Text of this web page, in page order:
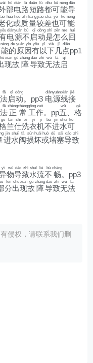
wài
部
bù
电
diàn
路
lù
短
duǎn
路
lù
都
dōu
可
kě
能
néng
导
dǎo
lǎo
化
huà
或
huò
质
zhì
量
liàng
较
jiào
差
chà
也
yě
可
kě
能
néng
yǒu
电
diàn
源
yuán
不
bù
启
qǐ
动
dòng
是
shì
怎
zěn
么
me
回
huí
能
néng
的
de
原
yuán
因
yīn
有
yǒu
以
yǐ
下
xià
几
jǐ
点
diǎn
pp1
现
xiàn
故
gù
障
zhàng
导
dǎo
致
zhì
无
wú
法
fǎ
启
qǐ
法
fǎ
启
qǐ
动
dòng
。pp3 电
diàn
源
yuán
线
xiàn
接
jiē
法
fǎ
正
zhèng
常
cháng
工
gōng
作
zuò
。pp五
wǔ
、格
gé
gé
兰
lán
仕
shì
洗
xǐ
衣
yī
机
jī
不
bù
进
jìn
水
shuǐ
可
kě
进
jìn
水
shuǐ
阀
fá
损
sǔn
坏
huài
或
huò
堵
dǔ
塞
sāi
导
dǎo
致
zhì
yì
物
wù
导
dǎo
致
zhì
水
shuǐ
流
liú
不
bù
畅
chàng
。pp3
bù
分
fēn
出
chū
现
xiàn
故
gù
障
zhàng
导
dǎo
致
zhì
无
wú
法
fǎ
侵权，请联系我们删